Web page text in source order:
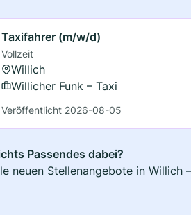
Taxifahrer (m/w/d)
Vollzeit
Willich
Willicher Funk – Taxi
Veröffentlicht 2026-08-05
Passendes dabei?
neuen Stellenangebote in